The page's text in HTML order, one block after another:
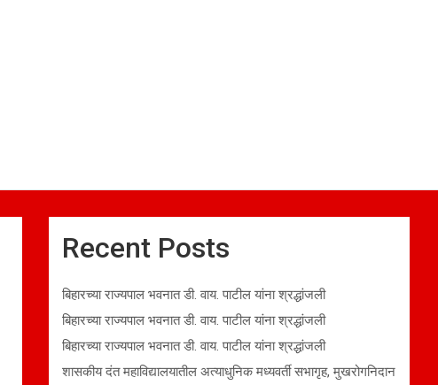
Recent Posts
बिहारच्या राज्यपाल भवनात डी. वाय. पाटील यांना श्रद्धांजली
बिहारच्या राज्यपाल भवनात डी. वाय. पाटील यांना श्रद्धांजली
बिहारच्या राज्यपाल भवनात डी. वाय. पाटील यांना श्रद्धांजली
शासकीय दंत महाविद्यालयातील अत्याधुनिक मध्यवर्ती सभागृह, मुखरोगनिदान